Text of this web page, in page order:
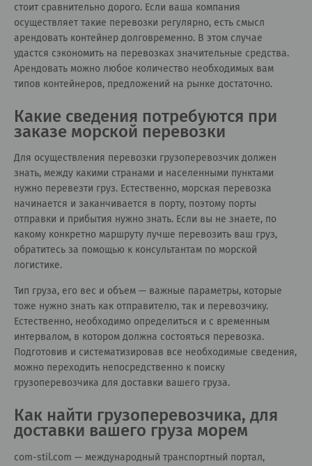
стоит сравнительно дорого. Если ваша компания
осуществляет такие перевозки регулярно, есть смысл
арендовать контейнер долговременно. В этом случае
удастся сэкономить на перевозках значительные средства.
Арендовать можно любое количество необходимых вам
типов контейнеров, предложений на рынке достаточно.
Какие сведения потребуются при
заказе морской перевозки
Для осуществления перевозки грузоперевозчик должен
знать, между какими странами и населенными пунктами
нужно перевезти груз. Естественно, морская перевозка
начинается и заканчивается в порту, поэтому порты
отправки и прибытия нужно знать. Если вы не знаете, по
какому конкретно маршруту лучше перевозить ваш груз,
обратитесь за помощью к консультантам по морской
логистике.
Тип груза, его вес и объем — важные параметры, которые
тоже нужно знать как отправителю, так и перевозчику.
Естественно, необходимо определиться и с временным
интервалом, в котором должна состояться перевозка.
Подготовив и систематизировав все необходимые сведения,
можно переходить непосредственно к поиску
грузоперевозчика для доставки вашего груза.
Как найти грузоперевозчика, для
доставки вашего груза морем
сom-stil.com — международный транспортный портал,